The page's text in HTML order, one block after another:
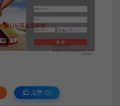
点赞 (0)